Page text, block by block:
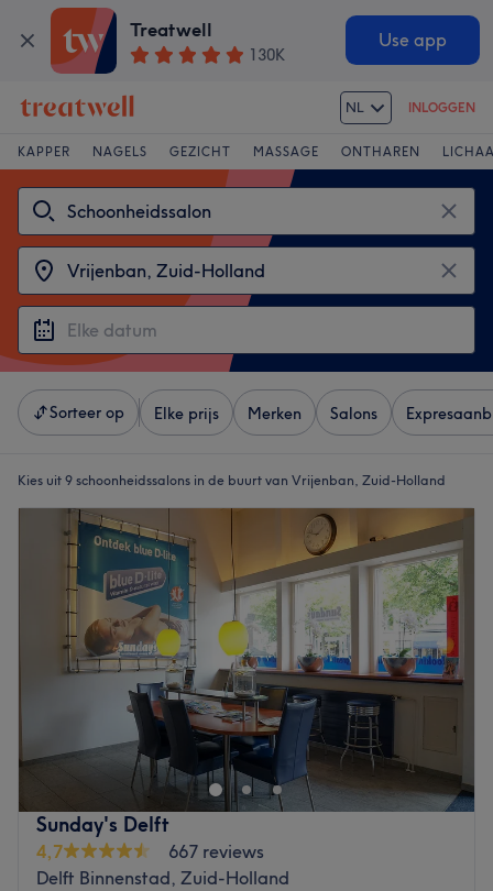
Treatwell
130K
Use app
NL INLOGGEN
KAPPER NAGELS GEZICHT MASSAGE ONTHAREN
Sorteer op Elke prijs Merken Salons
Kies uit 9 schoonheidssalons in de buurt van Vrijenban, Zuid-Holland
Sunday's Delft
4,7
667 reviews
Delft Binnenstad, Zuid-Holland